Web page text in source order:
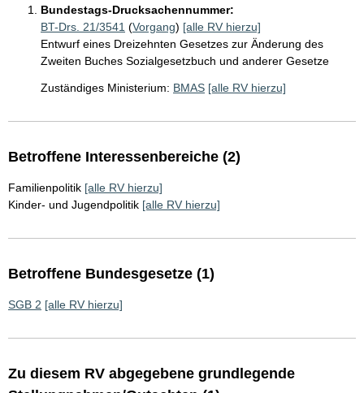
Bundestags-Drucksachennummer:
BT-Drs. 21/3541 (Vorgang) [alle RV hierzu]
Entwurf eines Dreizehnten Gesetzes zur Änderung des
Zweiten Buches Sozialgesetzbuch und anderer Gesetze
Zuständiges Ministerium: BMAS [alle RV hierzu]
Betroffene Interessenbereiche (2)
Familienpolitik [alle RV hierzu]
Kinder- und Jugendpolitik [alle RV hierzu]
Betroffene Bundesgesetze (1)
SGB 2 [alle RV hierzu]
Zu diesem RV abgegebene grundlegende